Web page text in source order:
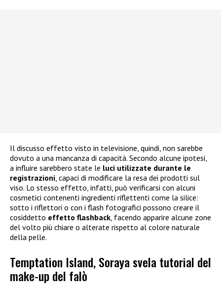
Il discusso effetto visto in televisione, quindi, non sarebbe
dovuto a una mancanza di capacità. Secondo alcune ipotesi,
a influire sarebbero state le luci utilizzate durante le
registrazioni, capaci di modificare la resa dei prodotti sul
viso. Lo stesso effetto, infatti, può verificarsi con alcuni
cosmetici contenenti ingredienti riflettenti come la silice:
sotto i riflettori o con i flash fotografici possono creare il
cosiddetto effetto flashback, facendo apparire alcune zone
del volto più chiare o alterate rispetto al colore naturale
della pelle.
Temptation Island, Soraya svela tutorial del
make-up del falò